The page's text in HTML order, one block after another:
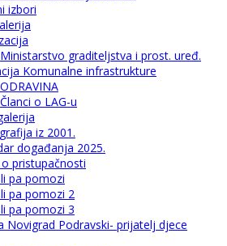
izbori
Ministarstvo graditeljstva i prost. uređ.
Komunalne infrastrukture
Članci o LAG-u
iz 2001.
događanja 2025.
pristupačnosti
pa pomozi
pa pomozi 2
pa pomozi 3
Novigrad Podravski- prijatelj djece